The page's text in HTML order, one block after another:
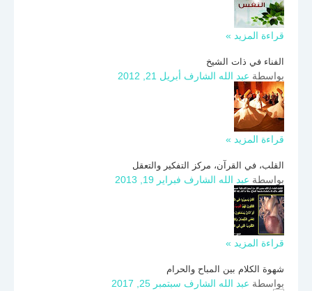
قراءة المزيد »
الفناء في ذات الشيخ
بواسطة عبد الله الشارف أبريل 21, 2012
قراءة المزيد »
القلب، في القرآن، مركز التفكير والتعقل
بواسطة عبد الله الشارف فبراير 19, 2013
قراءة المزيد »
شهوة الكلام بين المباح والحرام
بواسطة عبد الله الشارف سبتمبر 25, 2017